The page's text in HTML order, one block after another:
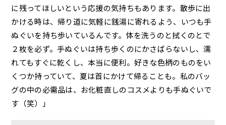
に残ってほしいという応援の気持ちもあります。散歩に出
かける時は、帰り道に気軽に銭湯に寄れるよう、いつも手
ぬぐいを持ち歩いているんです。体を洗うのと拭くのとで
２枚を必ず。手ぬぐいは持ち歩くのにかさばらないし、濡
れてもすぐに乾くし、本当に便利。好きな色柄のものをい
くつか持っていて、夏は首にかけて帰ることも。私のバッ
グの中の必需品は、お化粧直しのコスメよりも手ぬぐいで
す（笑）」